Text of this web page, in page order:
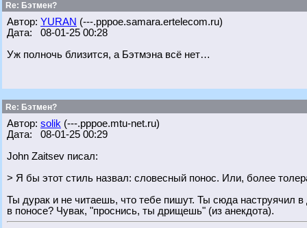
Re: Бэтмен?
Автор: YURAN (---.pppoe.samara.ertelecom.ru)
Дата: 08-01-25 00:28
Уж полночь близится, а Бэтмэна всё нет…
Re: Бэтмен?
Автор: solik (---.pppoe.mtu-net.ru)
Дата: 08-01-25 00:29
John Zaitsev писал:
> Я бы этот стиль назвал: словесный понос. Или, более
Ты дурак и не читаешь, что тебе пишут. Ты сюда наструячил
в поносе? Чувак, "проснись, ты дрищешь" (из анекдота).